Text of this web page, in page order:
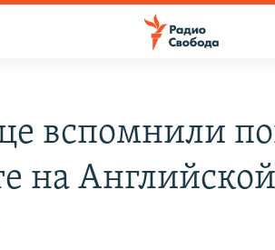
вспомнили
на